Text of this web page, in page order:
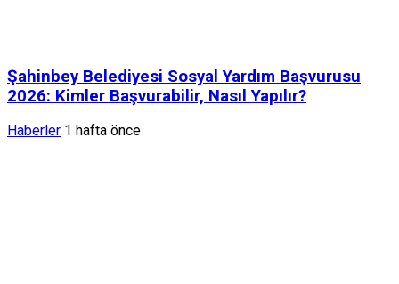
Şahinbey Belediyesi Sosyal Yardım Başvurusu
2026: Kimler Başvurabilir, Nasıl Yapılır?
Haberler 1 hafta önce